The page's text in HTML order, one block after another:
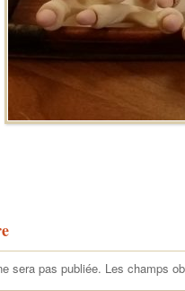
sera pas publiée. Les champs